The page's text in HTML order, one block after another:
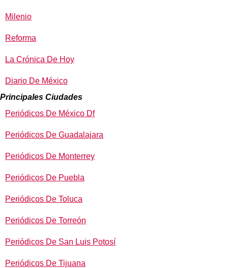
Milenio
Reforma
La Crónica De Hoy
Diario De México
Principales Ciudades
Periódicos De México Df
Periódicos De Guadalajara
Periódicos De Monterrey
Periódicos De Puebla
Periódicos De Toluca
Periódicos De Torreón
Periódicos De San Luis Potosí
Periódicos De Tijuana